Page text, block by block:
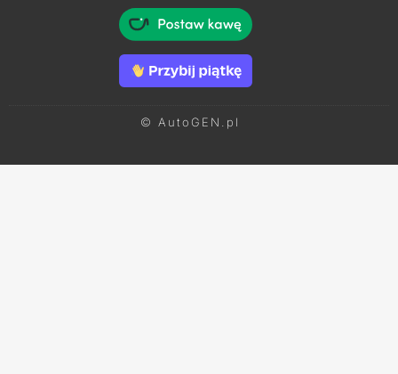
© AutoGEN.pl